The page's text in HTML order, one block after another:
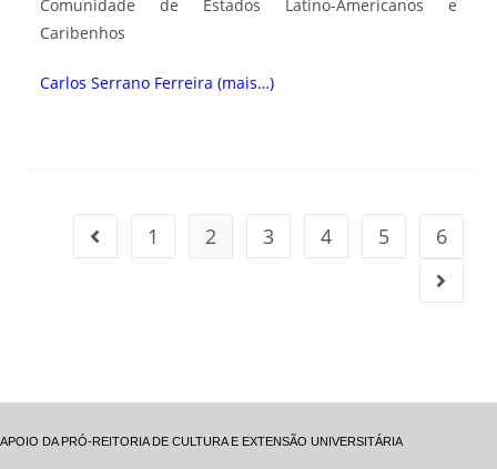
Comunidade de Estados Latino-Americanos e
Caribenhos
Carlos Serrano Ferreira (mais…)
1 2 3 4 5 6
APOIO DA PRÓ-REITORIA DE CULTURA E EXTENSÃO UNIVERSITÁRIA